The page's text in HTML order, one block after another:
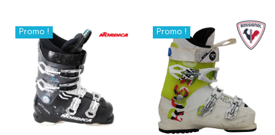
Promo ! Promo !